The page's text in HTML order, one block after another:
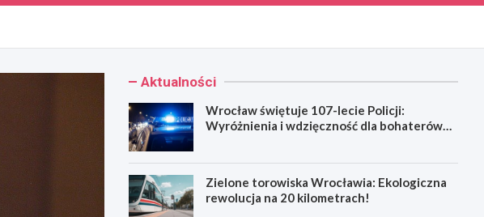
Aktualności
Wrocław świętuje 107-lecie Policji:
Wyróżnienia i wdzięczność dla bohaterów
Zielone torowiska Wrocławia: Ekologiczna
rewolucja na 20 kilometrach!